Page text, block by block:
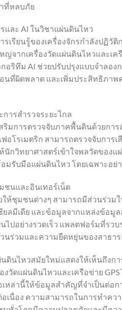
ที่หลบภัย
รและ AI ในวิชาแผ่นดินไหว
เรียนรู้ของเครื่องจักรกำลังปฏิวั
จากเครื่องวัดแผ่นดินไหวและเค
อริทึม AI ช่วยปรับปรุงแบบจำลอ
ที่ผิดพลาด และเพิ่มประสิทธิภาพ
การสำรวจระยะไกล
ริมการตรวจจับภาคพื้นดินด้วยกา
ฟอโรเมตริก สามารถตรวจจับกา
นักวิทยาศาสตร์เข้าใจพลวัตของ
มรับมือแผ่นดินไหว โดยเฉพาะอย่
ชนและอินเทอร์เน็ต
ห้ชุมชนต่างๆ สามารถมีส่วนร่วม
ยลมีเดีย และข้อมูลจากแหล่งข้อ
ปอย่างรวดเร็ว แพลตฟอร์มที่รว
นร่วมและความยืดหยุ่นของสาธา
นดินไหวสมัยใหม่แสดงให้เห็นถึง
วัดแผ่นดินไหวและเครือข่าย
เหล่านี้ให้ข้อมูลสำคัญที่จำเป็นต่อ
เนื่อง ความสามารถในการทำค